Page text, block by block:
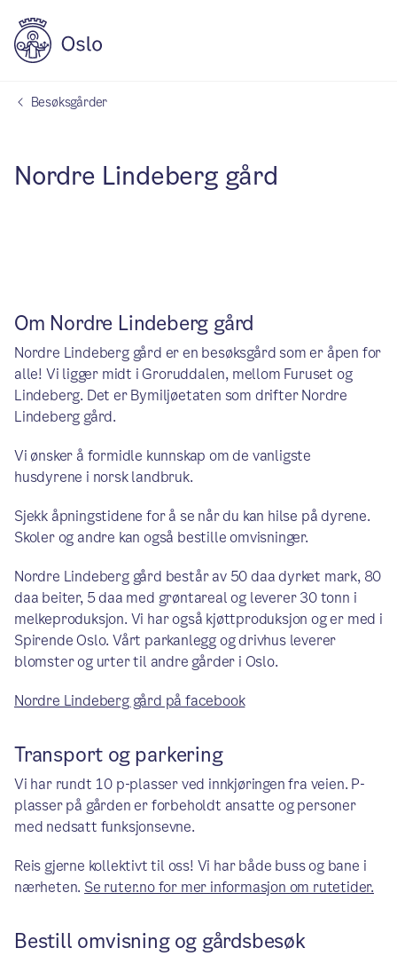
Besøksgårder
Nordre Lindeberg gård
Om Nordre Lindeberg gård
Nordre Lindeberg gård er en besøksgård som er åpen for
alle! Vi ligger midt i Groruddalen, mellom Furuset og
Lindeberg. Det er Bymiljøetaten som drifter Nordre
Lindeberg gård.
Vi ønsker å formidle kunnskap om de vanligste
husdyrene i norsk landbruk.
Sjekk åpningstidene for å se når du kan hilse på dyrene.
Skoler og andre kan også bestille omvisninger.
Nordre Lindeberg gård består av 50 daa dyrket mark, 80
daa beiter, 5 daa med grøntareal og leverer 30 tonn i
melkeproduksjon. Vi har også kjøttproduksjon og er med i
Spirende Oslo. Vårt parkanlegg og drivhus leverer
blomster og urter til andre gårder i Oslo.
Nordre Lindeberg gård på facebook
Transport og parkering
Vi har rundt 10 p-plasser ved innkjøringen fra veien. P-
plasser på gården er forbeholdt ansatte og personer
med nedsatt funksjonsevne.
Reis gjerne kollektivt til oss! Vi har både buss og bane i
nærheten. Se ruter.no for mer informasjon om rutetider.
Bestill omvisning og gårdsbesøk